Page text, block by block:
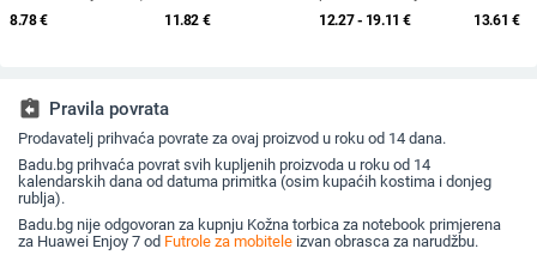
Originalni dizajn;
Materijal: TPU+PC;
privlačenje, Zaštita od
padova; Kompatibilno
s POCO X3
8.78€
kompletnom zaštitom
objektiva kamere
11.82 €
medvjeđi motiv s
zvjezdicama i
12.27 - 19.11 € 13.61 €
assignment_return Pravila povrata
Prodavatelj prihvaća povrate za ovaj proizvod u roku od 14 dana.
Badu.bg prihvaća povrat svih kupljenih proizvoda u roku od 14
kalendarskih dana od datuma primitka (osim kupaćih kostima i donjeg
rublja).
Badu.bg nije odgovoran za kupnju Kožna torbica za notebook primjerena
za Huawei Enjoy 7 od Futrole za mobitele izvan obrasca za narudžbu.